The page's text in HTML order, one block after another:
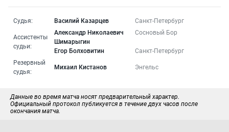
Судья: Василий Казарцев Санкт-Петербург
Ассистенты
судьи:
Александр Николаевич
Шимарыгин
Сосновый Бор
Егор Болховитин
Санкт-Петербург
Резервный
судья:
Михаил Кистанов Энгельс
Данные во время матча носят предварительный характер.
Официальный протокол публикуется в течение двух часов после
окончания матча.